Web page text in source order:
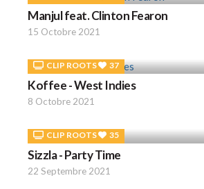
Manjul feat. Clinton Fearon
15 Octobre 2021
CLIP ROOTS 37
Koffee - West Indies
8 Octobre 2021
CLIP ROOTS 35
Sizzla - Party Time
22 Septembre 2021